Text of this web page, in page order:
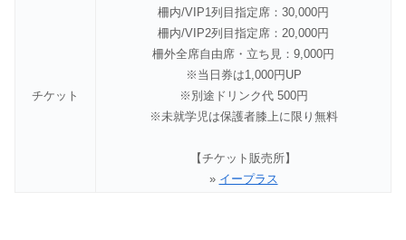
チケット
柵内/VIP1列目指定席：30,000円
柵内/VIP2列目指定席：20,000円
柵外全席自由席・立ち見：9,000円
※当日券は1,000円UP
※別途ドリンク代 500円
※未就学児は保護者膝上に限り無料
【チケット販売所】
» イープラス